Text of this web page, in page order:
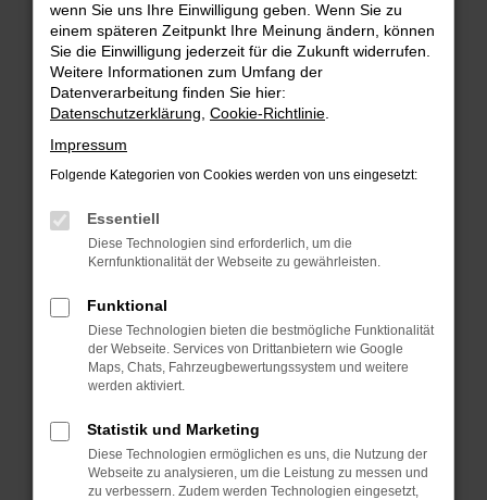
Beim Laden ist ein Fehler aufgetreten.
Hier sind ein paar Tipps, die dir helfen können:
Überprüfe deine Firewall und deine
Internetverbindung.
Laden andere Webseiten, zum Beispiel deine
Suchmaschine?
Prüfe deine Browsererweiterungen.
Manche Erweiterungen, wie Werbeblocker,
können das Laden bestimmter Seiten
verhindern. Funktioniert die Seite in einem
Fenster?
Starte dein Gerät neu.
Das kann manchmal helfen, vorübergehende
Probleme zu beheben.
Betriebssystem auf dem neuesten Stand
sind.
Veraltete Software birgt nicht nur ein
wenn Sie uns Ihre Einwilligung geben. Wenn Sie zu
einem späteren Zeitpunkt Ihre Meinung ändern, können
Sie die Einwilligung jederzeit für die Zukunft widerrufen.
Weitere Informationen zum Umfang der
Datenverarbeitung finden Sie hier:
Datenschutzerklärung Cookie-Richtlinie
Impressum
Folgende Kategorien von Cookies werden von uns eingesetzt:
Essentiell
Diese Technologien sind erforderlich, um die
Kernfunktionalität der Webseite zu gewährleisten.
Funktional
Diese Technologien bieten die bestmögliche Funktionalität
der Webseite. Services von Drittanbietern wie Google
Maps, Chats, Fahrzeugbewertungssystem und weitere
werden aktiviert.
Statistik und Marketing
Diese Technologien ermöglichen es uns, die Nutzung der
Webseite zu analysieren, um die Leistung zu messen und
zu verbessern. Zudem werden Technologien eingesetzt,